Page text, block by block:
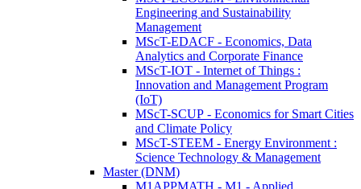
Engineering and Sustainability
Management
MScT-EDACF - Economics, Data
Analytics and Corporate Finance
MScT-IOT - Internet of Things :
Innovation and Management Program
(IoT)
MScT-SCUP - Economics for Smart Cities
and Climate Policy
MScT-STEEM - Energy Environment :
Science Technology & Management
Master (DNM)
M1APPMATH - M1 - Applied